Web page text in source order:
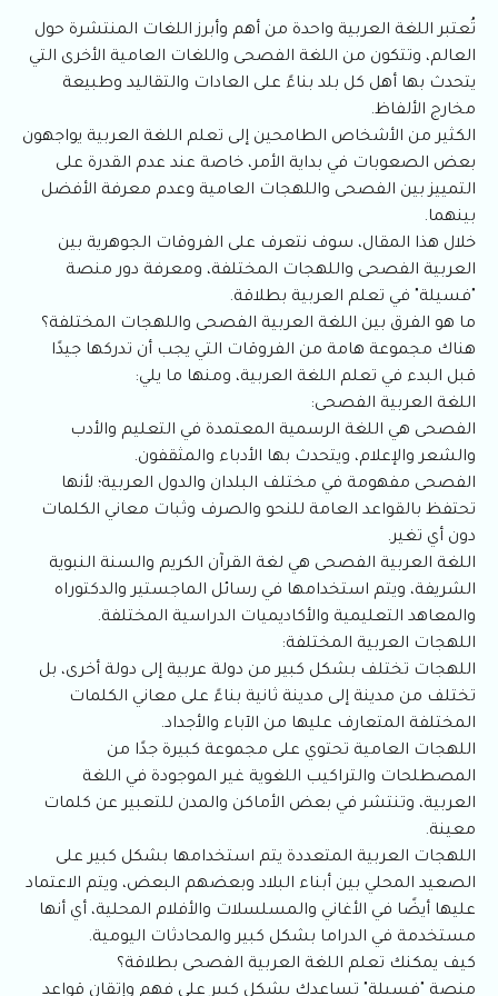
تُعتبر اللغة العربية واحدة من أهم وأبرز اللغات المنتشرة حول
العالم، وتتكون من اللغة الفصحى واللغات العامية الأخرى التي
يتحدث بها أهل كل بلد بناءً على العادات والتقاليد وطبيعة
مخارج الألفاظ.
الكثير من الأشخاص الطامحين إلى تعلم اللغة العربية يواجهون
بعض الصعوبات في بداية الأمر، خاصة عند عدم القدرة على
التمييز بين الفصحى واللهجات العامية وعدم معرفة الأفضل
بينهما.
خلال هذا المقال، سوف نتعرف على الفروقات الجوهرية بين
العربية الفصحى واللهجات المختلفة، ومعرفة دور منصة
"فسيلة" في تعلم العربية بطلاقة.
ما هو الفرق بين اللغة العربية الفصحى واللهجات المختلفة؟
هناك مجموعة هامة من الفروقات التي يجب أن تدركها جيدًا
قبل البدء في تعلم اللغة العربية، ومنها ما يلي:
اللغة العربية الفصحى:
الفصحى هي اللغة الرسمية المعتمدة في التعليم والأدب
والشعر والإعلام، ويتحدث بها الأدباء والمثقفون.
الفصحى مفهومة في مختلف البلدان والدول العربية؛ لأنها
تحتفظ بالقواعد العامة للنحو والصرف وثبات معاني الكلمات
دون أي تغير.
اللغة العربية الفصحى هي لغة القرآن الكريم والسنة النبوية
الشريفة، ويتم استخدامها في رسائل الماجستير والدكتوراه
والمعاهد التعليمية والأكاديميات الدراسية المختلفة.
اللهجات العربية المختلفة:
اللهجات تختلف بشكل كبير من دولة عربية إلى دولة أخرى، بل
تختلف من مدينة إلى مدينة ثانية بناءً على معاني الكلمات
المختلفة المتعارف عليها من الآباء والأجداد.
اللهجات العامية تحتوي على مجموعة كبيرة جدًا من
المصطلحات والتراكيب اللغوية غير الموجودة في اللغة
العربية، وتنتشر في بعض الأماكن والمدن للتعبير عن كلمات
معينة.
اللهجات العربية المتعددة يتم استخدامها بشكل كبير على
الصعيد المحلي بين أبناء البلاد وبعضهم البعض، ويتم الاعتماد
عليها أيضًا في الأغاني والمسلسلات والأفلام المحلية، أي أنها
مستخدمة في الدراما بشكل كبير والمحادثات اليومية.
كيف يمكنك تعلم اللغة العربية الفصحى بطلاقة؟
منصة "فسيلة" تساعدك بشكل كبير على فهم وإتقان قواعد